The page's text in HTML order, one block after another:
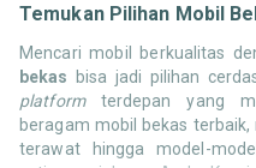
Temukan Pilihan Mobil
Mencari mobil berkualitas
bekas bisa jadi pilihan
platformterdepan yang
beragam mobil bekas
terawat hingga model-